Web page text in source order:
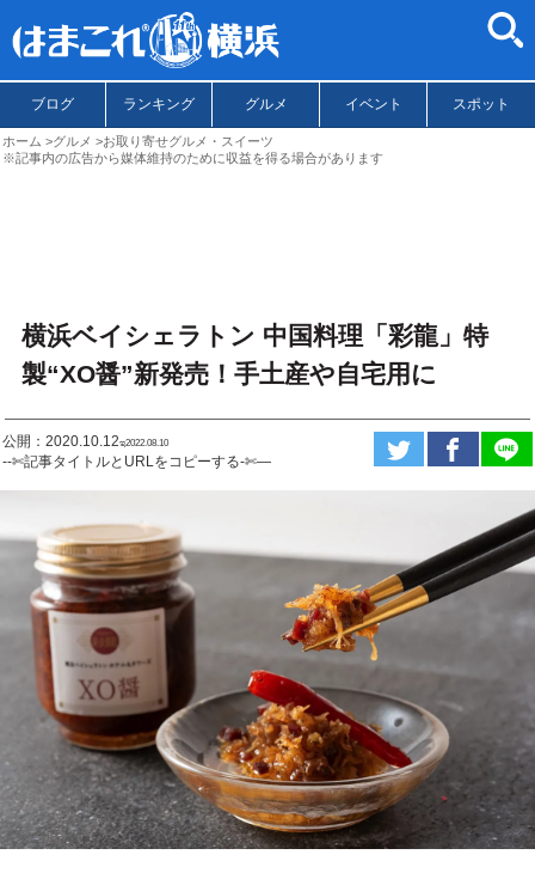
ブログ ランキング グルメ イベント スポット
ホーム グルメ
お取り寄せグルメ・スイーツ
※記事内の広告から媒体維持のために収益を得る場合があります
横浜ベイシェラトン 中国料理「彩龍」特
製“XO醤”新発売！手土産や自宅用に
公開：2020.10.12ಇ2022.08.10
--✄記事タイトルとURLをコピーする-✄—